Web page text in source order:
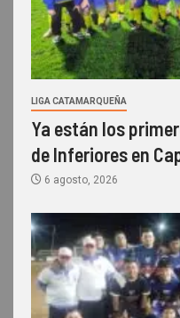
LIGA CATAMARQUEÑA
Ya están los
de Inferiores en
6 agosto, 2026